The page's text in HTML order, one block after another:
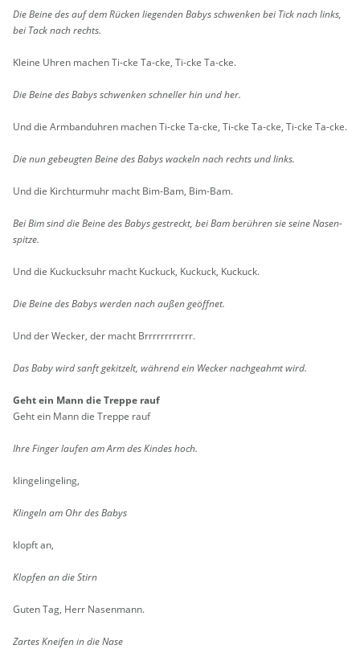
Die Beine des auf dem Rü­cken lie­gen­den Babys schwen­ken bei Tick nach links,
bei Tack nach rechts.
Klei­ne Uhren ma­chen Ti-cke Ta-cke, Ti-cke Ta-cke.
Die Beine des Babys schwen­ken schnel­ler hin und her.
Und die Arm­band­uh­ren ma­chen Ti-cke Ta-cke, Ti-cke Ta-cke, Ti-cke Ta-cke.
Die nun ge­beug­ten Beine des Babys wa­ckeln nach rechts und links.
Und die Kirch­turm­uhr macht Bim-Bam, Bim-Bam.
Bei Bim sind die Beine des Babys ge­streckt, bei Bam be­rüh­ren sie seine Na­sen­
spit­ze.
Und die Ku­ckucks­uhr macht Ku­ckuck, Ku­ckuck, Ku­ckuck.
Die Beine des Babys wer­den nach außen ge­öff­net.
Und der We­cker, der macht Brrrrrrrrrrrr.
Das Baby wird sanft ge­kit­zelt, wäh­rend ein We­cker nach­ge­ahmt wird.
Geht ein Mann die Trep­pe rauf
Geht ein Mann die Trep­pe rauf
Ihre Fin­ger lau­fen am Arm des Kin­des hoch.
klin­ge­lin­ge­ling,
Klin­geln am Ohr des Babys
klopft an,
Klop­fen an die Stirn
Guten Tag, Herr Na­sen­mann.
Zar­tes Knei­fen in die Nase